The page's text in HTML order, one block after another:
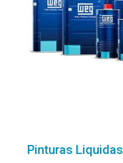
Pinturas Liquidas